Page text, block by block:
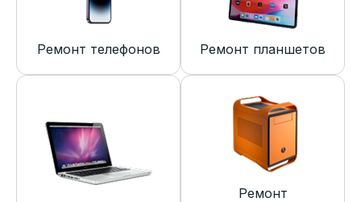
Ремонт телефонов Ремонт планшетов
Ремонт